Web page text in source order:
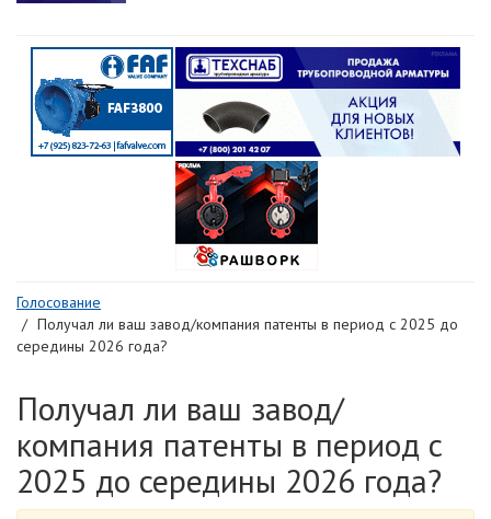
Голосование
Получал ли ваш завод/компания патенты в период с 2025 до
середины 2026 года?
Получал ли ваш завод/
компания патенты в период с
2025 до середины 2026 года?